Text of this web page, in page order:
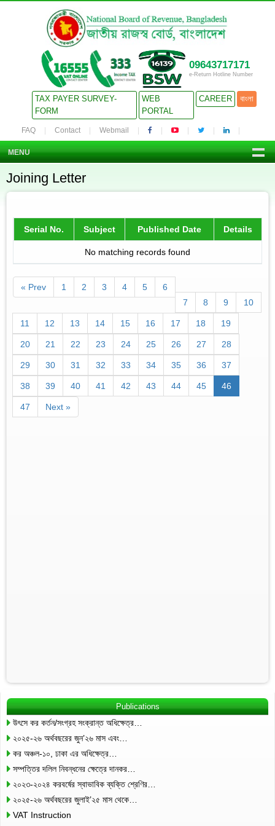
09643717171
e-Return Hotline Number
TAX PAYER SURVEY-
FORM
WEB
PORTAL
CAREER বাংলা
FAQ Contact Webmail
MENU
Joining Letter
Serial No. Subject Published Date Details
No matching records found
« Prev 1 2 3 4 5
6
7
8 9 10
11 12 13 14 15 16 17 18 19
20 21 22 23 24 25 26 27 28
29 30 31 32 33 34 35 36 37
38 39 40 41 42 43 44 45 46
47 Next »
Publications
উৎসে কর কর্তন/সংগ্রহ সংক্রান্ত অধিক্ষেত্র…
২০২৫-২৬ অর্থবছরের জুন’২৬ মাস এবং…
কর অঞ্চল-১০, ঢাকা এর অধিক্ষেত্র…
সম্পত্তির দলিল নিবন্ধনের ক্ষেত্রে দানকর…
২০২৩-২০২৪ করবর্ষের স্বাভাবিক ব্যক্তি শ্রেণির…
২০২৫-২৬ অর্থবছরের জুলাই’২৫ মাস থেকে…
VAT Instruction